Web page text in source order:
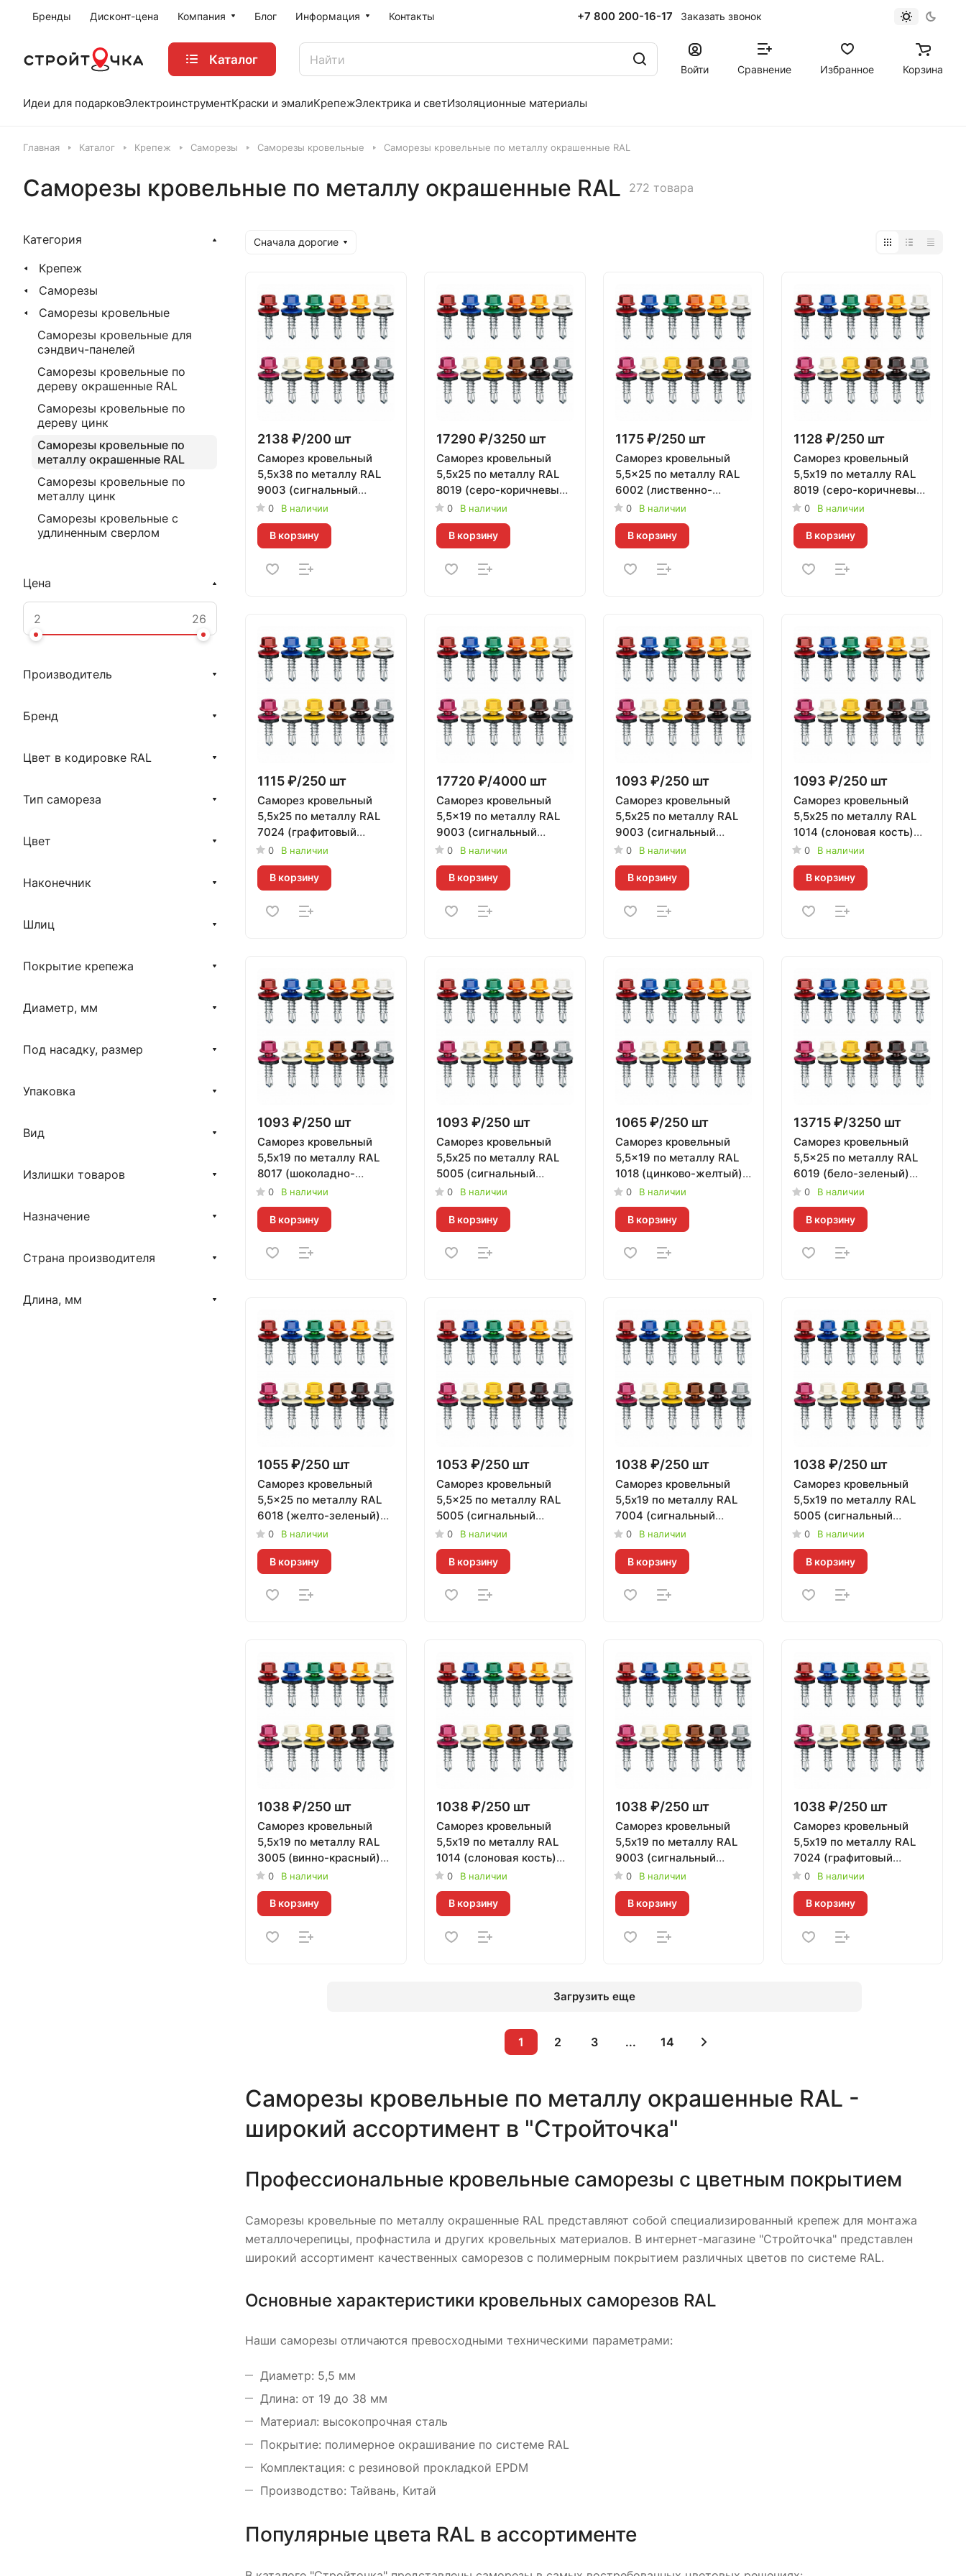
Бренды Дисконт-цена Компания Блог Информация Контакты +7 800 200-16-17 Заказать звонок
Каталог
Войти Сравнение Избранное Корзина
Идеи для подарковЭлектроинструментКраски и эмалиКрепежЭлектрика и светИзоляционные материалы
Главная Каталог Крепеж Саморезы Саморезы кровельные Саморезы кровельные по металлу окрашенные RAL
Саморезы кровельные по металлу окрашенные RAL 272 товара
Сначала дорогие
2138 ₽/200 шт
Саморез кровельный
5,5х38 по металлу RAL
9003 (сигнальный
белый) Daxmer | 200 шт
0 В наличии
В корзину
17290 ₽/3250 шт
Саморез кровельный
5,5х25 по металлу RAL
8019 (серо-коричневый)
Daxmer | 3 250 шт
0 В наличии
В корзину
1175 ₽/250 шт
Саморез кровельный
5,5x25 по металлу RAL
6002 (лиственно-
зеленый) Тайвань | 250
шт
0 В наличии
В корзину
1128 ₽/250 шт
Саморез кровельный
5,5х19 по металлу RAL
8019 (серо-коричневый)
Daxmer | 250 шт
0 В наличии
В корзину
1115 ₽/250 шт
Саморез кровельный
5,5х25 по металлу RAL
7024 (графитовый
серый) Daxmer | 250 шт
0 В наличии
В корзину
17720 ₽/4000 шт
Саморез кровельный
5,5x19 по металлу RAL
9003 (сигнальный
белый) К | 4 000 шт
0 В наличии
В корзину
1093 ₽/250 шт
Саморез кровельный
5,5х25 по металлу RAL
9003 (сигнальный
белый) Daxmer | 250 шт
0 В наличии
В корзину
1093 ₽/250 шт
Саморез кровельный
5,5х25 по металлу RAL
1014 (слоновая кость)
Daxmer | 250 шт
0 В наличии
В корзину
1093 ₽/250 шт
Саморез кровельный
5,5х19 по металлу RAL
8017 (шоколадно-
коричневый), Daxmer |
250 шт
0 В наличии
В корзину
1093 ₽/250 шт
Саморез кровельный
5,5х25 по металлу RAL
5005 (сигнальный
синий) Daxmer | 250 шт
0 В наличии
В корзину
1065 ₽/250 шт
Саморез кровельный
5,5x19 по металлу RAL
1018 (цинково-желтый)
Тайвань | 250 шт
0 В наличии
В корзину
13715 ₽/3250 шт
Саморез кровельный
5,5x25 по металлу RAL
6019 (бело-зеленый)
Daxmer | 3 250 шт
0 В наличии
В корзину
1055 ₽/250 шт
Саморез кровельный
5,5x25 по металлу RAL
6018 (желто-зеленый)
Daxmer | 250 шт
0 В наличии
В корзину
1053 ₽/250 шт
Саморез кровельный
5,5x25 по металлу RAL
5005 (сигнальный
синий) Тайвань | 250 шт
0 В наличии
В корзину
1038 ₽/250 шт
Саморез кровельный
5,5х19 по металлу RAL
7004 (сигнальный
серый), Daxmer | 250 шт
0 В наличии
В корзину
1038 ₽/250 шт
Саморез кровельный
5,5х19 по металлу RAL
5005 (сигнальный
синий) Daxmer | 250 шт
0 В наличии
В корзину
1038 ₽/250 шт
Саморез кровельный
5,5х19 по металлу RAL
3005 (винно-красный)
Daxmer | 250 шт
0 В наличии
В корзину
1038 ₽/250 шт
Саморез кровельный
5,5х19 по металлу RAL
1014 (слоновая кость)
Daxmer | 250 шт
0 В наличии
В корзину
1038 ₽/250 шт
Саморез кровельный
5,5х19 по металлу RAL
9003 (сигнальный
белый) Daxmer | 250 шт
0 В наличии
В корзину
1038 ₽/250 шт
Саморез кровельный
5,5х19 по металлу RAL
7024 (графитовый
серый) Daxmer | 250 шт
0 В наличии
В корзину
Загрузить еще
1 2 3 ... 14
Саморезы кровельные по металлу окрашенные RAL -
широкий ассортимент в "Стройточка"
Профессиональные кровельные саморезы с цветным покрытием
Саморезы кровельные по металлу окрашенные RAL представляют собой специализированный крепеж для монтажа
металлочерепицы, профнастила и других кровельных материалов. В интернет-магазине "Стройточка" представлен
широкий ассортимент качественных саморезов с полимерным покрытием различных цветов по системе RAL.
Основные характеристики кровельных саморезов RAL
Наши саморезы отличаются превосходными техническими параметрами:
Диаметр: 5,5 мм
Длина: от 19 до 38 мм
Материал: высокопрочная сталь
Покрытие: полимерное окрашивание по системе RAL
Комплектация: с резиновой прокладкой EPDM
Производство: Тайвань, Китай
Популярные цвета RAL в ассортименте
Категория
Крепеж
Саморезы
Саморезы кровельные
Саморезы кровельные для
сэндвич-панелей
Саморезы кровельные по
дереву окрашенные RAL
Саморезы кровельные по
дереву цинк
Саморезы кровельные по
металлу окрашенные RAL
Саморезы кровельные по
металлу цинк
Саморезы кровельные с
удлиненным сверлом
Цена
Производитель
Бренд
Цвет в кодировке RAL
Тип самореза
Цвет
Наконечник
Шлиц
Покрытие крепежа
Диаметр, мм
Под насадку, размер
Упаковка
Вид
Излишки товаров
Назначение
Страна производителя
Длина, мм